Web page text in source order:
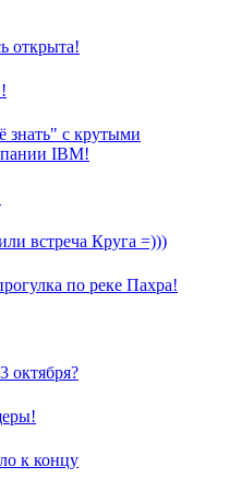
открыта!
знать" с крутыми
IBM!
встреча Круга =)))
по реке Пахра!
октября?
к концу